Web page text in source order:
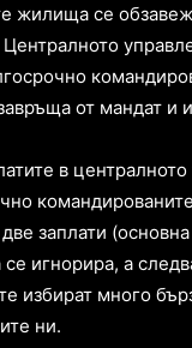
жилища се
Централното
от мандат и
в
заплати
се игнорира, а
избират много
ни.